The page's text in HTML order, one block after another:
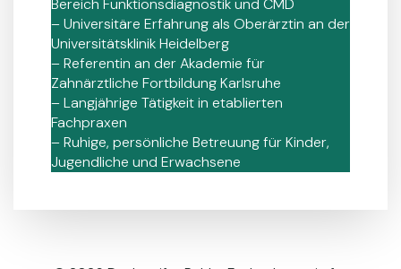
Bereich Funktionsdiagnostik und CMD
– Universitäre Erfahrung als Oberärztin an der
Universitätsklinik Heidelberg
– Referentin an der Akademie für
Zahnärztliche Fortbildung Karlsruhe
– Langjährige Tätigkeit in etablierten
Fachpraxen
– Ruhige, persönliche Betreuung für Kinder,
Jugendliche und Erwachsene